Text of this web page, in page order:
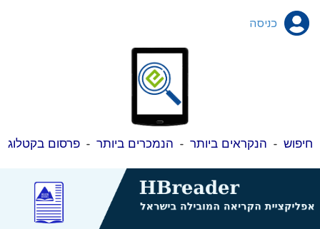
כניסה
חיפוש - הנקראים ביותר - הנמכרים ביותר -פרסום בקטלוג